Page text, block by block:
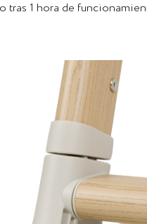
tras 1 hora de